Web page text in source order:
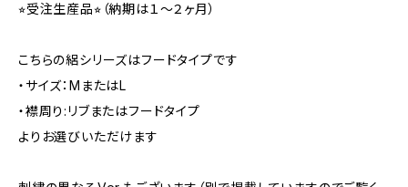
⭐︎受注生産品⭐︎（納期は１〜２ヶ月）
こちらの絽シリーズはフードタイプです
・サイズ：MまたはL
・襟周り:リブまたはフードタイプ
よりお選びいただけます